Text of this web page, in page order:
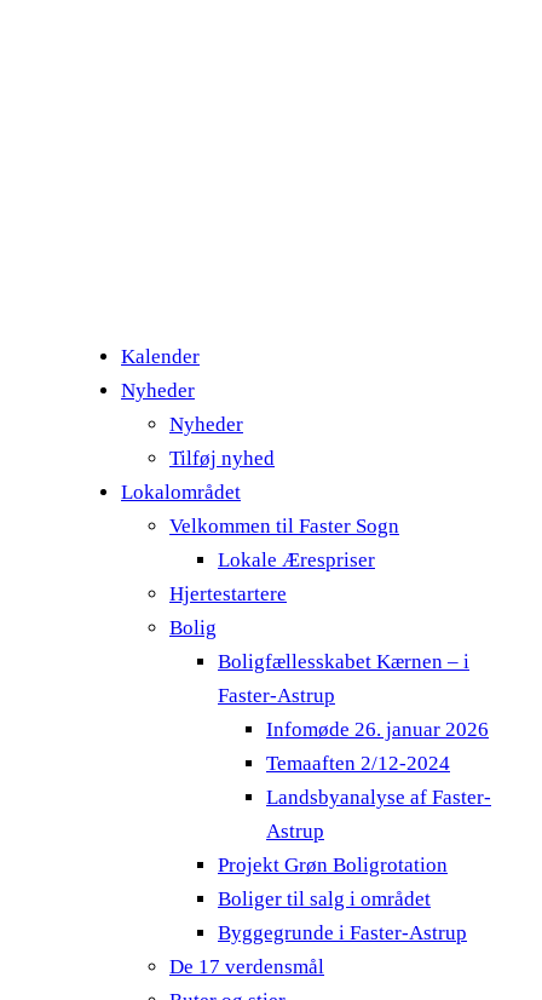
Kalender
Nyheder
Nyheder
Tilføj nyhed
Lokalområdet
Velkommen til Faster Sogn
Lokale Ærespriser
Hjertestartere
Bolig
Boligfællesskabet Kærnen – i
Faster-Astrup
Infomøde 26. januar 2026
Temaaften 2/12-2024
Landsbyanalyse af Faster-
Astrup
Projekt Grøn Boligrotation
Boliger til salg i området
Byggegrunde i Faster-Astrup
De 17 verdensmål